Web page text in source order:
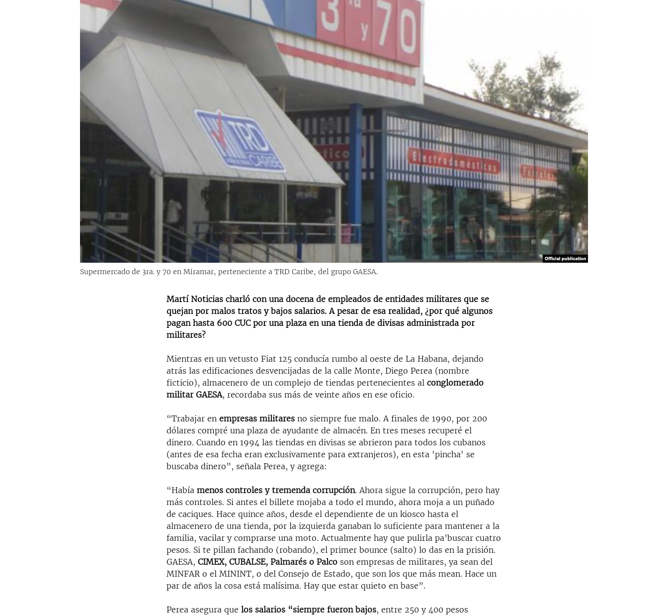
LA REALIDAD DE LA VIVIENDA EN
LOS SANTOS DE HIALEAH
LA INVASIÓN DE RUSIA A UCRANIA
Supermercado de 3ra. y 70 en Miramar, perteneciente a TRD Caribe, del grupo GAESA.
Martí Noticias charló con una docena de empleados de entidades militares que se
quejan por malos tratos y bajos salarios. A pesar de esa realidad, ¿por qué algunos
pagan hasta 600 CUC por una plaza en una tienda de divisas administrada por
militares?
Mientras en un vetusto Fiat 125 conducía rumbo al oeste de La Habana, dejando
atrás las edificaciones desvencijadas de la calle Monte, Diego Perea (nombre
ficticio), almacenero de un complejo de tiendas pertenecientes alconglomerado
militar GAESA, recordaba sus más de veinte años en ese oficio.
“Trabajar enempresas militares no siempre fue malo. A finales de 1990, por 200
dólares compré una plaza de ayudante de almacén. En tres meses recuperé el
dinero. Cuando en 1994 las tiendas en divisas se abrieron para todos los cubanos
(antes de esa fecha eran exclusivamente para extranjeros), en esta 'pincha' se
buscaba dinero”, señala Perea, y agrega:
“Había menos controles y tremenda corrupción. Ahora sigue la corrupción, pero hay
más controles. Si antes el billete mojaba a todo el mundo, ahora moja a un puñado
de caciques. Hace quince años, desde el dependiente de un kiosco hasta el
almacenero de una tienda, por la izquierda ganaban lo suficiente para mantener a la
familia, vacilar y comprarse una moto. Actualmente hay que pulirla pa’buscar cuatro
pesos. Si te pillan fachando (robando), el primer bounce (salto) lo das en la prisión.
GAESA,CIMEX, CUBALSE, Palmarés o Palco son empresas de militares, ya sean del
MINFAR o el MININT, o del Consejo de Estado, que son los que más mean. Hace un
par de años la cosa está malísima. Hay que estar quieto en base”.
Perea asegura que los salarios “siempre fueron bajos, entre 250 y 400 pesos